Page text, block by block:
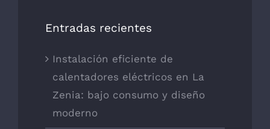
Entradas recientes
Instalación eficiente de
calentadores eléctricos en La
Zenia: bajo consumo y diseño
moderno